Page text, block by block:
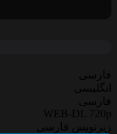
فارسی
انگلیسی
فارسی
WEB-DL 720p
زیرنویس فارسی